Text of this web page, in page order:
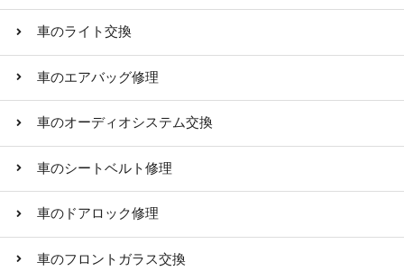
車のライト交換
車のエアバッグ修理
車のオーディオシステム交換
車のシートベルト修理
車のドアロック修理
車のフロントガラス交換